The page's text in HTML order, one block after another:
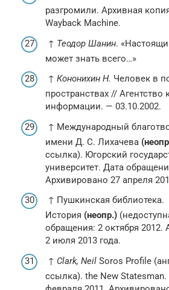
разгромили. Архивная
Wayback Machine.
↑ Теодор Шанин.
может знать всего…»
↑ Кононихин Н. Человек в
пространствах // Агентство
информации. — 03.10.2002.
↑ Международный
имени Д. С. Лихачева
ссылка). Югорский
университет. Дата
Архивировано 27 апреля
↑ Пушкинская библиотека.
История (неопр.)
обращения: 2 октября 2012.
2 июля 2013 года.
↑ Clark, Neil Soros Profile
ссылка). the New